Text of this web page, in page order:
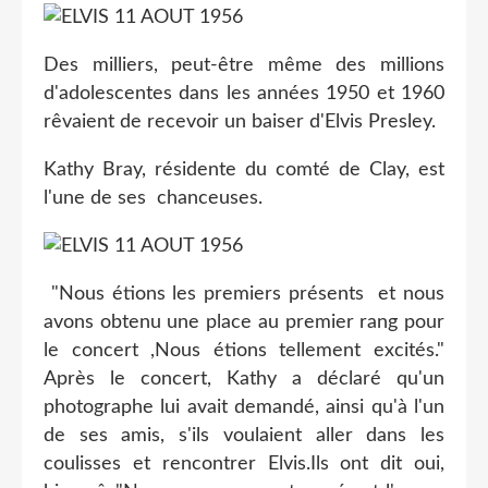
Des milliers, peut-être même des millions
d'adolescentes dans les années 1950 et 1960
rêvaient de recevoir un baiser d'Elvis Presley.
Kathy Bray, résidente du comté de Clay, est
l'une de ses chanceuses.
"Nous étions les premiers présents et nous
avons obtenu une place au premier rang pour
le concert ,Nous étions tellement excités."
Après le concert, Kathy a déclaré qu'un
photographe lui avait demandé, ainsi qu'à l'un
de ses amis, s'ils voulaient aller dans les
coulisses et rencontrer Elvis.Ils ont dit oui,